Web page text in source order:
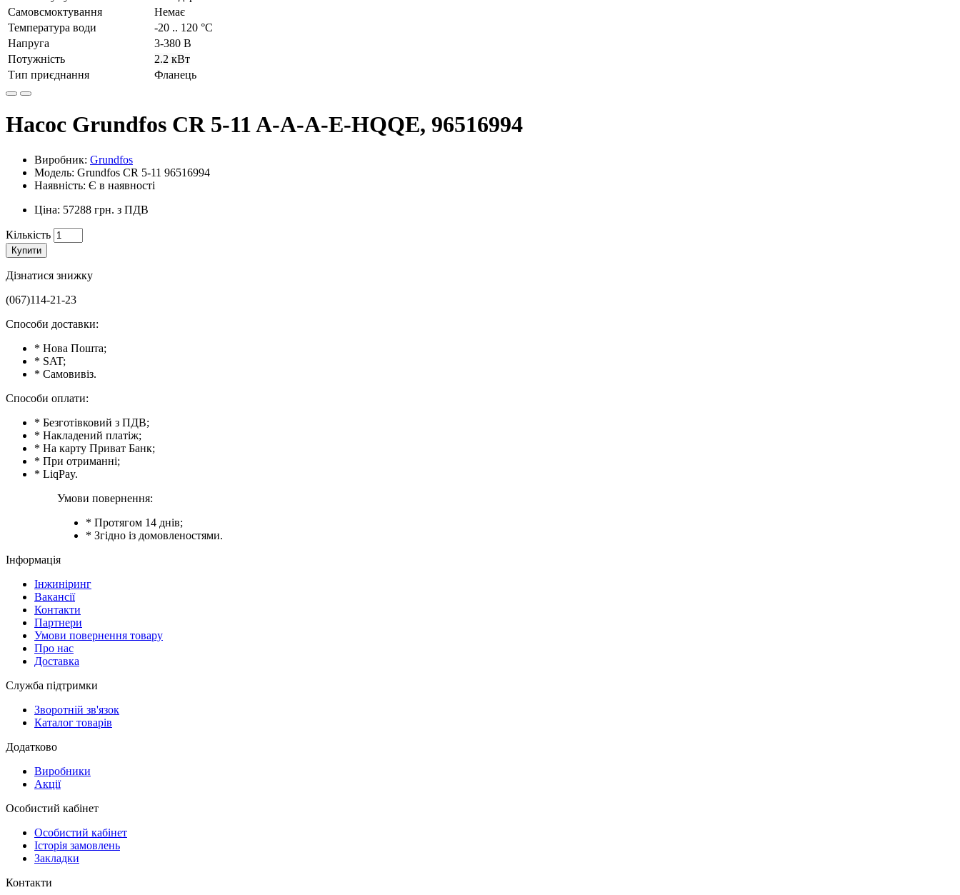
Самовсмоктування
Немає
Температура води
-20 .. 120 °C
Напруга
3-380 В
Потужність
2.2 кВт
Тип приєднання
Фланець
Насос Grundfos CR 5-11 A-A-A-E-HQQE, 96516994
Виробник: Grundfos
Модель: Grundfos CR 5-11 96516994
Наявність: Є в наявності
Ціна: 57288 грн. з ПДВ
Кількість
Купити
Дізнатися знижку
(067)114-21-23
Способи доставки:
* Нова Пошта;
* SAT;
* Самовивіз.
Способи оплати:
* Безготівковий з ПДВ;
* Накладений платіж;
* На карту Приват Банк;
* При отриманні;
* LiqPay.
Умови повернення:
* Протягом 14 днів;
* Згідно із домовленостями.
Інформація
Інжиніринг
Вакансії
Контакти
Партнери
Умови повернення товару
Про нас
Доставка
Служба підтримки
Зворотній зв'язок
Каталог товарів
Додатково
Виробники
Акції
Особистий кабінет
Особистий кабінет
Історія замовлень
Закладки
Контакти